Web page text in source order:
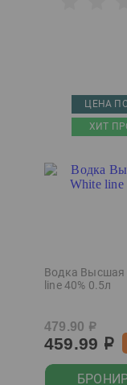
ЦЕНА
ХИТ
Водка Высшая
line 40% 0.5л
479.90 р
459.99 р